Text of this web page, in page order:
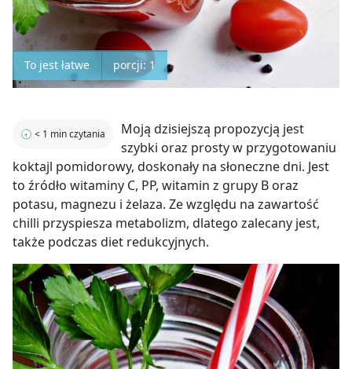
To jest łatwe porcji: 1
🕣 < 1 min czytania
Moją dzisiejszą propozycją jest
szybki oraz prosty w przygotowaniu
koktajl pomidorowy, doskonały na słoneczne dni. Jest
to źródło witaminy C, PP, witamin z grupy B oraz
potasu, magnezu i żelaza. Ze względu na zawartość
chilli przyspiesza metabolizm, dlatego zalecany jest,
także podczas diet redukcyjnych.